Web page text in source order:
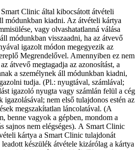
Clinic által kibocsátott átvételi
módunkban kiadni. Az átvételi kártya
vagy olvashatatlanná válása
módunkban visszaadni, ha az átvevő
igazolt módon megegyezik az
Megrendelővel. Amennyiben ez nem
átvevő megtagadja az azonosítást, a
a személynek áll módunkban kiadni,
tudja. (Pl.: nyugtával, számlával;
igazoló nyugta vagy számlán felül a cég
igazolásával; nem első tulajdonos estén az
megszakítatlan láncolatával. (A
benne vagyok a gépben, mondom a
sajnos nem elégséges). A Smart Clinic
kártya a Smart Clinic tulajdonát
készülék átvétele kizárólag a kártya